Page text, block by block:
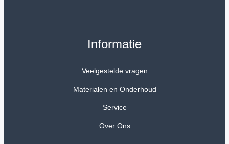
Informatie
Veelgestelde vragen
Materialen en Onderhoud
Service
Over Ons